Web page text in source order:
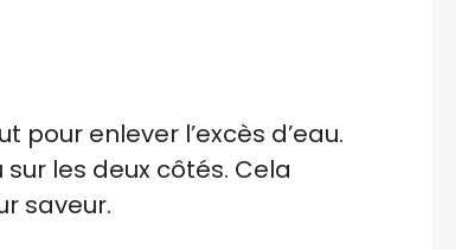
enlever l’excès d’eau.
les deux côtés. Cela
saveur.